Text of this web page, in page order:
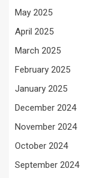
May 2025
April 2025
March 2025
February 2025
January 2025
December 2024
November 2024
October 2024
September 2024